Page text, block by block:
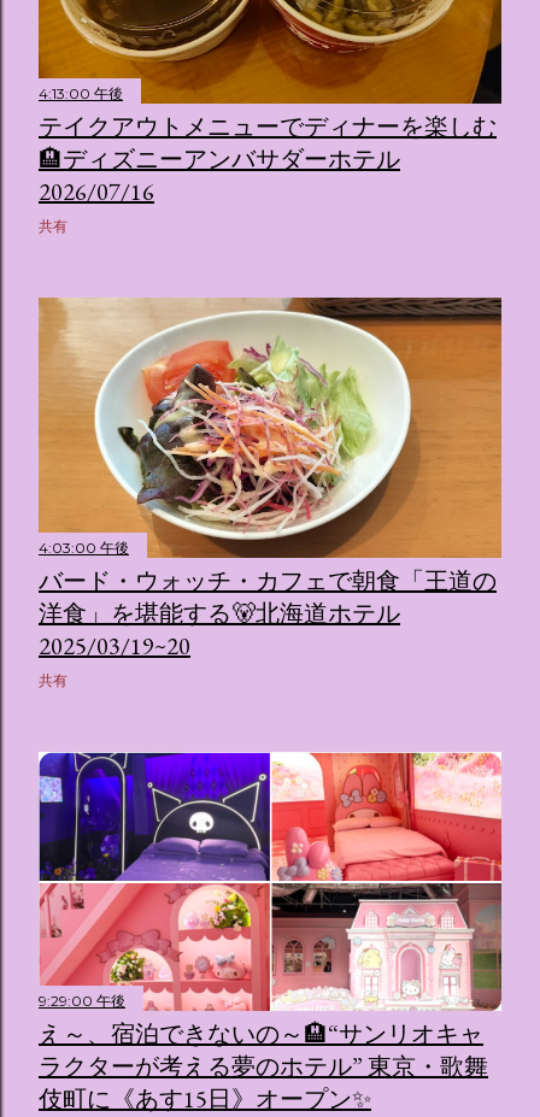
4:13:00 午後
テイクアウトメニューでディナーを楽しむ
🏨ディズニーアンバサダーホテル
2026/07/16
共有
4:03:00 午後
バード・ウォッチ・カフェで朝食「王道の
洋食」を堪能する🐻北海道ホテル
2025/03/19~20
共有
9:29:00 午後
え～、宿泊できないの～🏨“サンリオキャ
ラクターが考える夢のホテル” 東京・歌舞
伎町に《あす15日》オープン✨️